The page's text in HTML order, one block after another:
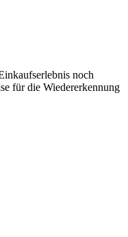
noch
für die Wiedererkennung